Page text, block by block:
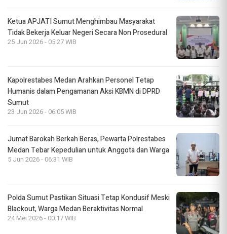
Ketua APJATI Sumut Menghimbau Masyarakat
Tidak Bekerja Keluar Negeri Secara Non Prosedural
25 Jun 2026 - 05:27 WIB
Kapolrestabes Medan Arahkan Personel Tetap
Humanis dalam Pengamanan Aksi KBMN di DPRD
Sumut
23 Jun 2026 - 06:05 WIB
Jumat Barokah Berkah Beras, Pewarta Polrestabes
Medan Tebar Kepedulian untuk Anggota dan Warga
5 Jun 2026 - 06:31 WIB
Polda Sumut Pastikan Situasi Tetap Kondusif Meski
Blackout, Warga Medan Beraktivitas Normal
24 Mei 2026 - 00:17 WIB